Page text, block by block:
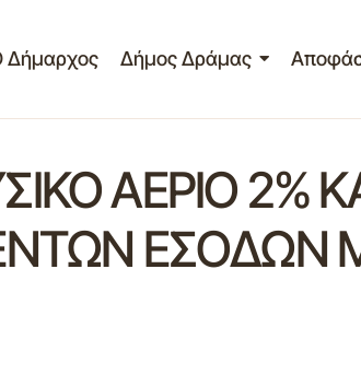
Δήμαρχος Δήμος Δράμας
ΑΕΡΙΟ 2%
ΕΣΟΔΩΝ